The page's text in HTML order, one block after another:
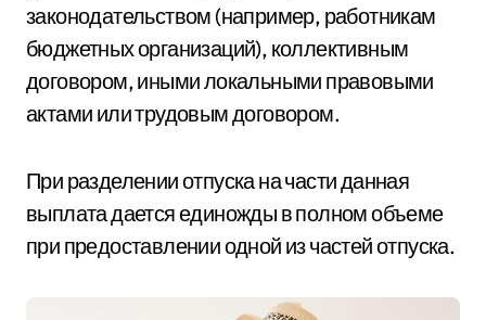
законодательством (например, работникам
бюджетных организаций), коллективным
договором, иными локальными правовыми
актами или трудовым договором.
При разделении отпуска на части данная
выплата дается единожды в полном объеме
при предоставлении одной из частей отпуска.